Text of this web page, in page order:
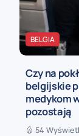
BELGIA
Czy na
belgijskie
medykom
pozostają
54